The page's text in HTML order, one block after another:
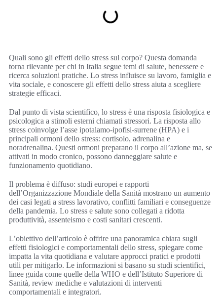
Quali sono gli effetti dello stress sul corpo? Questa domanda
torna rilevante per chi in Italia segue temi di salute, benessere e
ricerca soluzioni pratiche. Lo stress influisce su lavoro, famiglia e
vita sociale, e conoscere gli effetti dello stress aiuta a scegliere
strategie efficaci.
Dal punto di vista scientifico, lo stress è una risposta fisiologica e
psicologica a stimoli esterni chiamati stressori. La risposta allo
stress coinvolge l’asse ipotalamo-ipofisi-surrene (HPA) e i
principali ormoni dello stress: cortisolo, adrenalina e
noradrenalina. Questi ormoni preparano il corpo all’azione ma, se
attivati in modo cronico, possono danneggiare salute e
funzionamento quotidiano.
Il problema è diffuso: studi europei e rapporti
dell’Organizzazione Mondiale della Sanità mostrano un aumento
dei casi legati a stress lavorativo, conflitti familiari e conseguenze
della pandemia. Lo stress e salute sono collegati a ridotta
produttività, assenteismo e costi sanitari crescenti.
L’obiettivo dell’articolo è offrire una panoramica chiara sugli
effetti fisiologici e comportamentali dello stress, spiegare come
impatta la vita quotidiana e valutare approcci pratici e prodotti
utili per mitigarlo. Le informazioni si basano su studi scientifici,
linee guida come quelle della WHO e dell’Istituto Superiore di
Sanità, review mediche e valutazioni di interventi
comportamentali e integratori.